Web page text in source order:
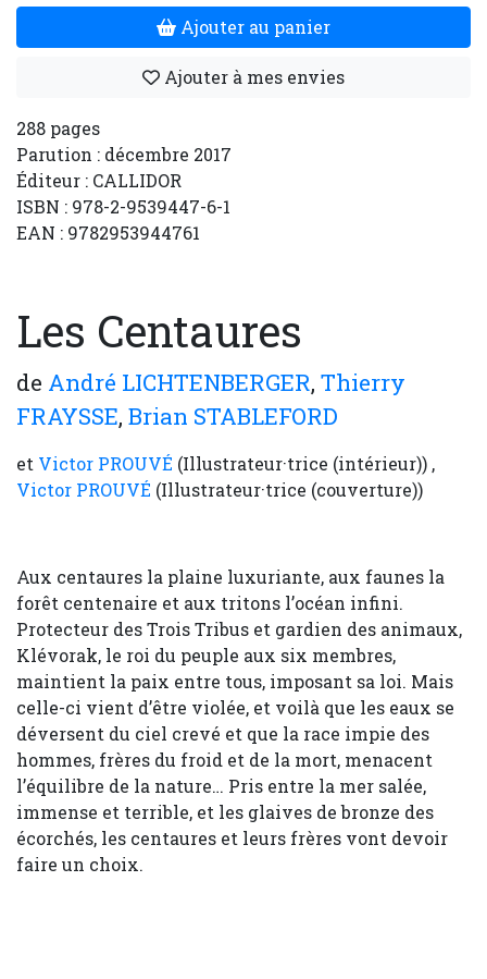
Ajouter au panier
Ajouter à mes envies
288 pages
Parution : décembre 2017
Éditeur : CALLIDOR
ISBN : 978-2-9539447-6-1
EAN : 9782953944761
Les Centaures
de André LICHTENBERGER, Thierry
FRAYSSE, Brian STABLEFORD
et Victor PROUVÉ (Illustrateur·trice (intérieur)) ,
Victor PROUVÉ (Illustrateur·trice (couverture))
Aux centaures la plaine luxuriante, aux faunes la
forêt centenaire et aux tritons l’océan infini.
Protecteur des Trois Tribus et gardien des animaux,
Klévorak, le roi du peuple aux six membres,
maintient la paix entre tous, imposant sa loi. Mais
celle-ci vient d’être violée, et voilà que les eaux se
déversent du ciel crevé et que la race impie des
hommes, frères du froid et de la mort, menacent
l’équilibre de la nature… Pris entre la mer salée,
immense et terrible, et les glaives de bronze des
écorchés, les centaures et leurs frères vont devoir
faire un choix.